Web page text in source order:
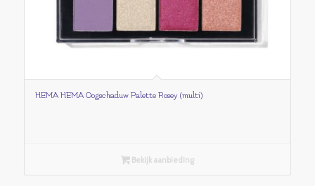
HEMA HEMA Oogschaduw Palette Rosey (multi)
Bekijk aanbieding